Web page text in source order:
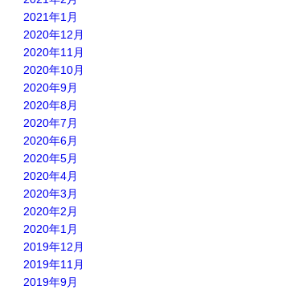
2021年1月
2020年12月
2020年11月
2020年10月
2020年9月
2020年8月
2020年7月
2020年6月
2020年5月
2020年4月
2020年3月
2020年2月
2020年1月
2019年12月
2019年11月
2019年9月